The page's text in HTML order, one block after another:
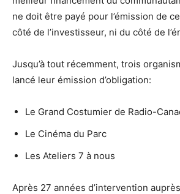
ne doit être payé pour l’émission de
côté de l’investisseur, ni du côté de
Jusqu’à tout récemment, trois
lancé leur émission d’obligation:
Le Grand Costumier de Radio-
Le Cinéma du Parc
Les Ateliers 7 à nous
Après 27 années d’intervention